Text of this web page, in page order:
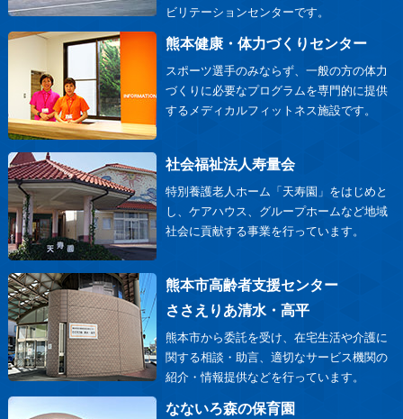
ビリテーションセンターです。
熊本健康・体力づくりセンター
スポーツ選手のみならず、一般の方の体力
づくりに必要なプログラムを専門的に提供
するメディカルフィットネス施設です。
社会福祉法人寿量会
特別養護老人ホーム「天寿園」をはじめと
し、ケアハウス、グループホームなど地域
社会に貢献する事業を行っています。
熊本市高齢者支援センター
ささえりあ清水・高平
熊本市から委託を受け、在宅生活や介護に
関する相談・助言、適切なサービス機関の
紹介・情報提供などを行っています。
なないろ森の保育園